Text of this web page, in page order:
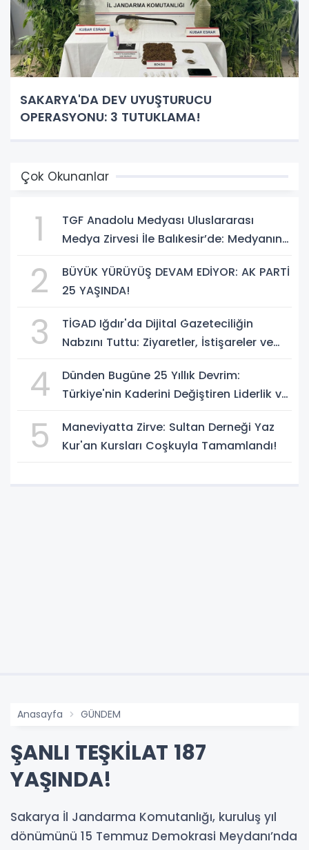
SAKARYA'DA DEV UYUŞTURUCU
OPERASYONU: 3 TUTUKLAMA!
Çok Okunanlar
1
TGF Anadolu Medyası Uluslararası
Medya Zirvesi İle Balıkesir’de: Medyanın
2
BÜYÜK YÜRÜYÜŞ DEVAM EDİYOR: AK PARTİ
25 YAŞINDA!
3
TİGAD Iğdır'da Dijital Gazeteciliğin
Nabzını Tuttu: Ziyaretler, İstişareler ve
4
Dünden Bugüne 25 Yıllık Devrim:
Türkiye'nin Kaderini Değiştiren Liderlik ve
5
Maneviyatta Zirve: Sultan Derneği Yaz
Kur'an Kursları Coşkuyla Tamamlandı!
Anasayfa GÜNDEM
ŞANLI TEŞKİLAT 187
YAŞINDA!
Sakarya İl Jandarma Komutanlığı, kuruluş yıl
dönümünü 15 Temmuz Demokrasi Meydanı’nda